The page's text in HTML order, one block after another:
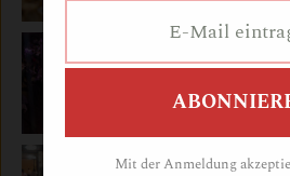
Mit der Anmeldung